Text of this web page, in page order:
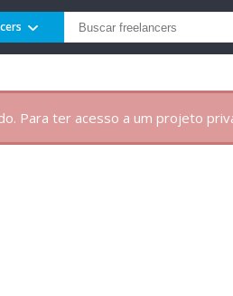
Para ter acesso a um projeto